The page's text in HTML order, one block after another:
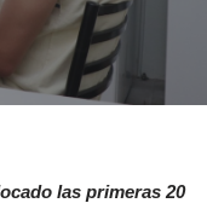
las primeras 20